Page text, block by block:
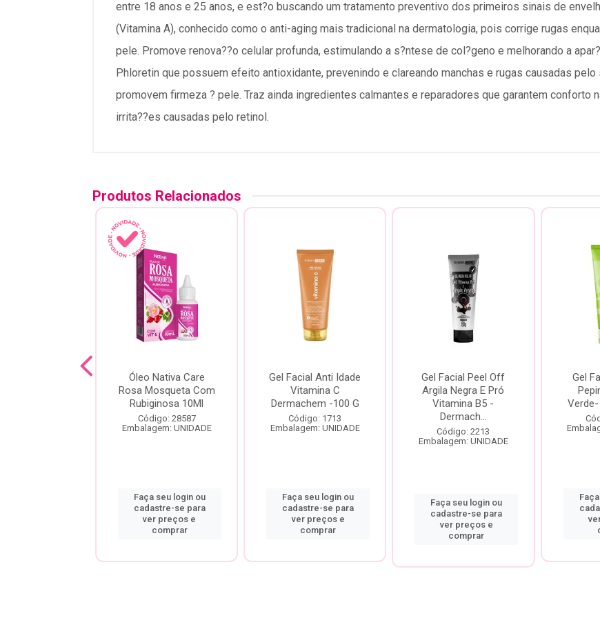
entre 18 anos e 25 anos, e est?o buscando um tratamento preventivo dos primeiros sinais de
(Vitamina A), conhecido como o anti-aging mais tradicional na dermatologia, pois corrige rugas
pele. Promove renova??o celular profunda, estimulando a s?ntese de col?geno e melhorando a
Phloretin que possuem efeito antioxidante, prevenindo e clareando manchas e rugas causadas
promovem firmeza ? pele. Traz ainda ingredientes calmantes e reparadores que garantem conforto
irrita??es causadas pelo retinol.
Produtos Relacionados
Óleo Nativa Care
Rosa Mosqueta Com
Rubiginosa 10Ml
Código: 28587
Embalagem: UNIDADE
Faça seu login ou
cadastre-se para
ver preços e
comprar
Gel Facial Anti Idade
Vitamina C
Dermachem -100 G
Código: 1713
Embalagem: UNIDADE
Faça seu login ou
cadastre-se para
ver preços e
comprar
Gel Facial Peel Off
Argila Negra E Pró
Vitamina B5 -
Dermach...
Código: 2213
Embalagem: UNIDADE
Faça seu login ou
cadastre-se para
ver preços e
comprar
Gel